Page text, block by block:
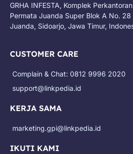
GRHA INFESTA, Komplek
Permata Juanda Super Blok A No. 28
Juanda, Sidoarjo, Jawa Timur,
CUSTOMER CARE
Complain & Chat: 0812 9996 2020
support@linkpedia.id
KERJA SAMA
marketing.gpi@linkpedia.id
IKUTI KAMI